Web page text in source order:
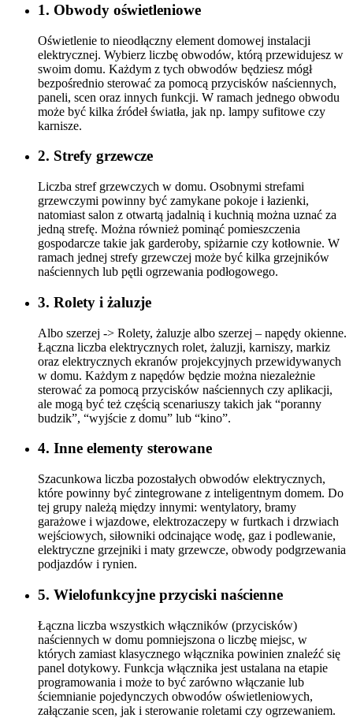
1. Obwody oświetleniowe
Oświetlenie to nieodłączny element domowej instalacji
elektrycznej. Wybierz liczbę obwodów, którą przewidujesz w
swoim domu. Każdym z tych obwodów będziesz mógł
bezpośrednio sterować za pomocą przycisków naściennych,
paneli, scen oraz innych funkcji. W ramach jednego obwodu
może być kilka źródeł światła, jak np. lampy sufitowe czy
karnisze.
2. Strefy grzewcze
Liczba stref grzewczych w domu. Osobnymi strefami
grzewczymi powinny być zamykane pokoje i łazienki,
natomiast salon z otwartą jadalnią i kuchnią można uznać za
jedną strefę. Można również pominąć pomieszczenia
gospodarcze takie jak garderoby, spiżarnie czy kotłownie. W
ramach jednej strefy grzewczej może być kilka grzejników
naściennych lub pętli ogrzewania podłogowego.
3. Rolety i żaluzje
Albo szerzej -> Rolety, żaluzje albo szerzej – napędy okienne.
Łączna liczba elektrycznych rolet, żaluzji, karniszy, markiz
oraz elektrycznych ekranów projekcyjnych przewidywanych
w domu. Każdym z napędów będzie można niezależnie
sterować za pomocą przycisków naściennych czy aplikacji,
ale mogą być też częścią scenariuszy takich jak “poranny
budzik”, “wyjście z domu” lub “kino”.
4. Inne elementy sterowane
Szacunkowa liczba pozostałych obwodów elektrycznych,
które powinny być zintegrowane z inteligentnym domem. Do
tej grupy należą między innymi: wentylatory, bramy
garażowe i wjazdowe, elektrozaczepy w furtkach i drzwiach
wejściowych, siłowniki odcinające wodę, gaz i podlewanie,
elektryczne grzejniki i maty grzewcze, obwody podgrzewania
podjazdów i rynien.
5. Wielofunkcyjne przyciski naścienne
Łączna liczba wszystkich włączników (przycisków)
naściennych w domu pomniejszona o liczbę miejsc, w
których zamiast klasycznego włącznika powinien znaleźć się
panel dotykowy. Funkcja włącznika jest ustalana na etapie
programowania i może to być zarówno włączanie lub
ściemnianie pojedynczych obwodów oświetleniowych,
załączanie scen, jak i sterowanie roletami czy ogrzewaniem.